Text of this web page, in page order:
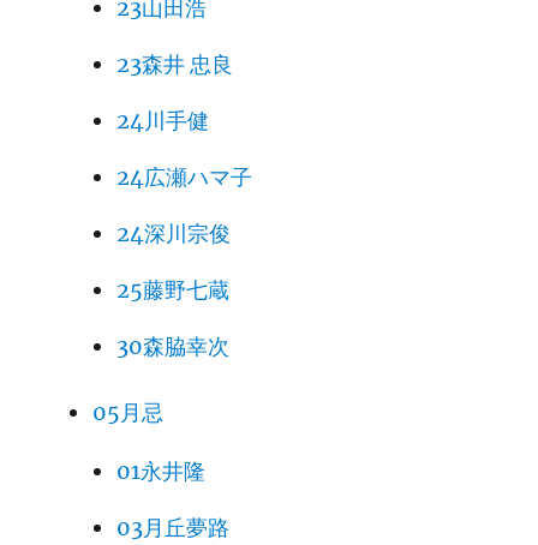
23山田浩
23森井 忠良
24川手健
24広瀬ハマ子
24深川宗俊
25藤野七蔵
30森脇幸次
05月忌
01永井隆
03月丘夢路